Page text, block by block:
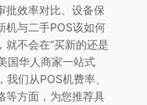
批效率对比、设备保
机与二手POS该如何
不会在“买新的还是
国华人商家一站式
们从POS机费率、
等方面，为您推荐具